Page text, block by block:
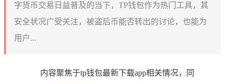
字货币交易日益普及的当下，TP钱包作为热门工具，其
安全状况广受关注，被盗后币能否转出的讨论，也能为
用户...
内容聚焦于tp钱包最新下载app相关情况，同